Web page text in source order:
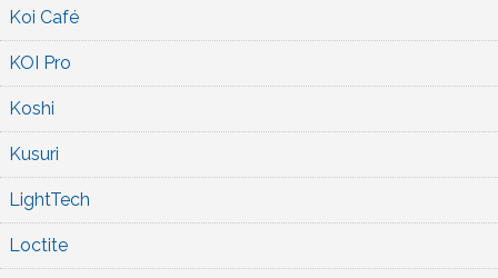
Koi Café
KOI Pro
Koshi
Kusuri
LightTech
Loctite